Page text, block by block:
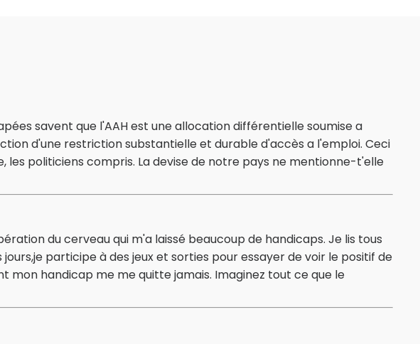
savent que l'AAH est une allocation différentielle soumise a
d'une restriction substantielle et durable d'accès a l'emploi. Ceci
les politiciens compris. La devise de notre pays ne mentionne-t'elle
du cerveau qui m'a laissé beaucoup de handicaps. Je lis tous
jours,je participe à des jeux et sorties pour essayer de voir le positif de
mon handicap me me quitte jamais. Imaginez tout ce que le